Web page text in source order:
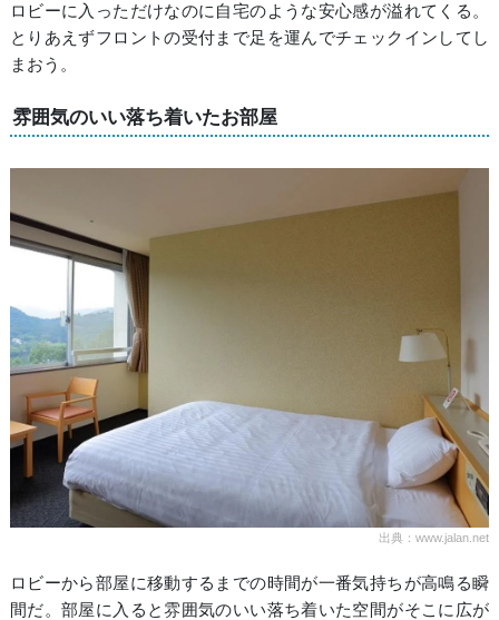
ロビーに入っただけなのに自宅のような安心感が溢れてくる。
とりあえずフロントの受付まで足を運んでチェックインしてし
まおう。
雰囲気のいい落ち着いたお部屋
出典：www.jalan.net
ロビーから部屋に移動するまでの時間が一番気持ちが高鳴る瞬
間だ。部屋に入ると雰囲気のいい落ち着いた空間がそこに広が